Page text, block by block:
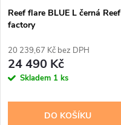
Reef flare BLUE L černá Reef
factory
20 239,67 Kč bez DPH
24 490 Kč
Skladem 1 ks
DO KOŠÍKU